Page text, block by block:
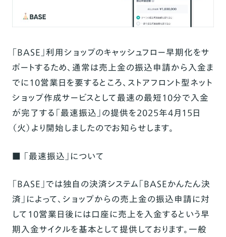
「BASE」利用ショップのキャッシュフロー早期化をサ
ポートするため、通常は売上金の振込申請から入金ま
でに10営業日を要するところ、ストアフロント型ネット
ショップ作成サービスとして最速の最短10分で入金
が完了する「最速振込」の提供を2025年4月15日
（火）より開始しましたのでお知らせします。
■ 「最速振込」について
「BASE」では独自の決済システム「BASEかんたん決
済」によって、ショップからの売上金の振込申請に対
して10営業日後には口座に売上を入金するという早
期入金サイクルを基本として提供しております。一般